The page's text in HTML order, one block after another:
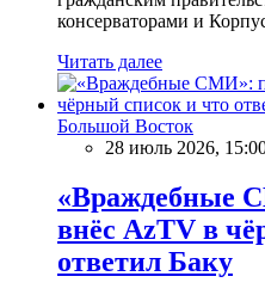
консерваторами и
Читать далее
Большой Восток
28 июль 2026,
«Враждебные
внёс AzTV в
ответил Баку